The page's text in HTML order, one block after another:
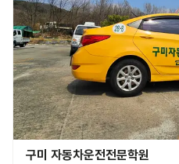
구미 자동차운전전문학원